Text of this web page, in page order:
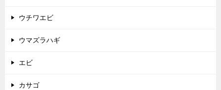
ウチワエビ
ウマズラハギ
エビ
カサゴ